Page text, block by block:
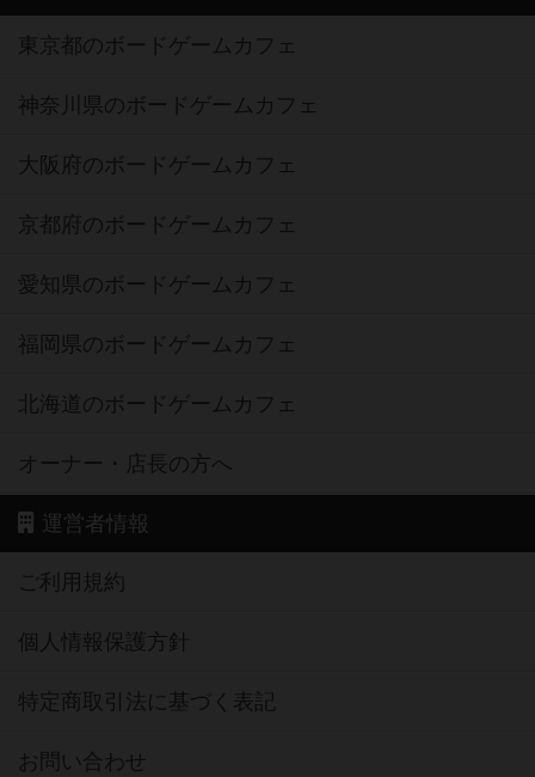
東京都のボードゲームカフェ
神奈川県のボードゲームカフェ
大阪府のボードゲームカフェ
京都府のボードゲームカフェ
愛知県のボードゲームカフェ
福岡県のボードゲームカフェ
北海道のボードゲームカフェ
オーナー・店長の方へ
運営者情報
ご利用規約
個人情報保護方針
特定商取引法に基づく表記
お問い合わせ